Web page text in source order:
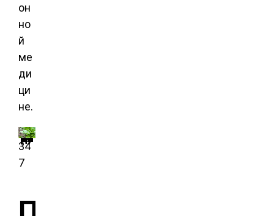
он
но
й
ме
ди
ци
не.
Выращивание щавеля.
Иллюстрация для статьи используется по стандартной лицензии ©ofazende.ru
34
7
П